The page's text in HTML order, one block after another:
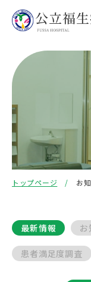
トップページ お
最新情報 お
患者満足度調査